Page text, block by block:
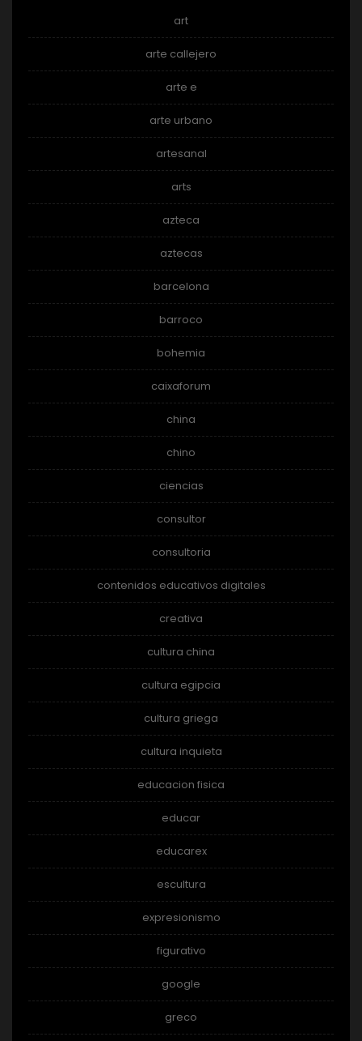
art
arte callejero
arte e
arte urbano
artesanal
arts
azteca
aztecas
barcelona
barroco
bohemia
caixaforum
china
chino
ciencias
consultor
consultoria
contenidos educativos digitales
creativa
cultura china
cultura egipcia
cultura griega
cultura inquieta
educacion fisica
educar
educarex
escultura
expresionismo
figurativo
google
greco